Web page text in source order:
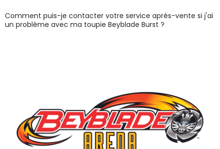
Comment puis-je contacter votre service après-vente si j'ai
un problème avec ma toupie Beyblade Burst ?